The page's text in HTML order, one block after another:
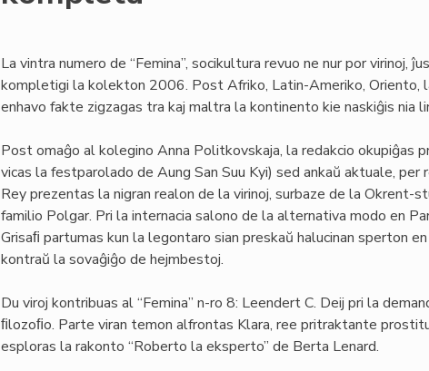
La vintra numero de “Femina”, socikultura revuo ne nur por virinoj,
kompletigi la kolekton 2006. Post Afriko, Latin-Ameriko, Oriento,
enhavo fakte zigzagas tra kaj maltra la kontinento kie naskiĝis nia
Post omaĝo al kolegino Anna Politkovskaja, la redakcio okupiĝas
vicas la festparolado de Aung San Suu Kyi) sed ankaŭ aktuale, per
Rey prezentas la nigran realon de la virinoj, surbaze de la Okrent-
familio Polgar. Pri la internacia salono de la alternativa modo en
Grisaﬁ partumas kun la legontaro sian preskaŭ halucinan sperton
kontraŭ la sovaĝiĝo de hejmbestoj.
Du viroj kontribuas al “Femina” n-ro 8: Leendert C. Deij pri la
ﬁlozoﬁo. Parte viran temon alfrontas Klara, ree pritraktante
esploras la rakonto “Roberto la eksperto” de Berta Lenard.